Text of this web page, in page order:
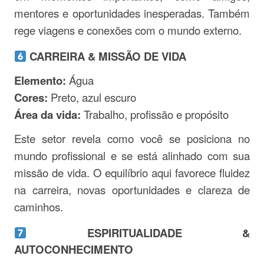
mentores e oportunidades inesperadas. Também
rege viagens e conexões com o mundo externo.
CARREIRA & MISSÃO DE VIDA
Elemento: Água
Cores: Preto, azul escuro
Área da vida: Trabalho, profissão e propósito
Este setor revela como você se posiciona no
mundo profissional e se está alinhado com sua
missão de vida. O equilíbrio aqui favorece fluidez
na carreira, novas oportunidades e clareza de
caminhos.
ESPIRITUALIDADE &
AUTOCONHECIMENTO